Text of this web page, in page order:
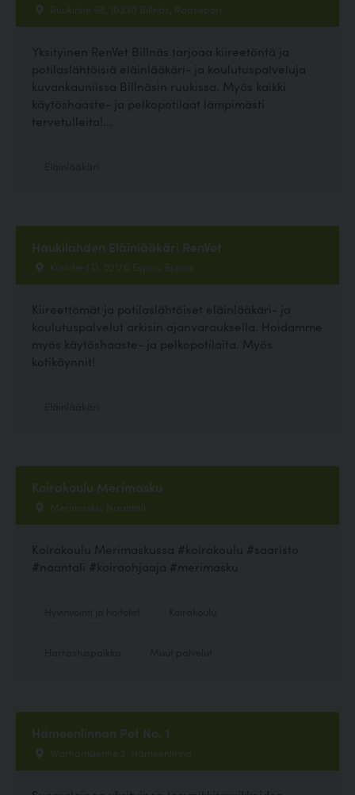
Ruukintie 9B, 10330 Billnäs, Raasepori
Yksityinen RenVet Billnäs tarjoaa kiireetöntä ja
potilaslähtöisiä eläinlääkäri- ja koulutuspalveluja
kuvankauniissa Billnäsin ruukissa. Myös kaikki
käytöshaaste- ja pelkopotilaat lämpimästi
tervetulleita!...
Haukilahden Eläinlääkäri RenVet
Kiiskitie 1 D, 02170 Espoo, Espoo
Kiireettömät ja potilaslähtöiset eläinlääkäri- ja
koulutuspalvelut arkisin ajanvarauksella. Hoidamme
myös käytöshaaste- ja pelkopotilaita. Myös
kotikäynnit!
Koirakoulu Merimasku
Merimasku, Naantali
Koirakoulu Merimaskussa #koirakoulu #saaristo
#naantali #koiraohjaaja #merimasku
Hämeenlinnan Pet No. 1
Wartiamäentie 2, Hämeenlinna